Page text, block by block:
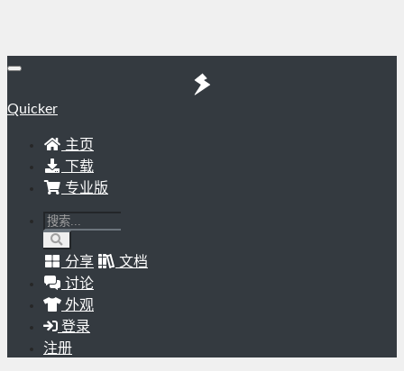
Quicker
主页
下载
专业版
分享
文档
讨论
外观
登录
注册